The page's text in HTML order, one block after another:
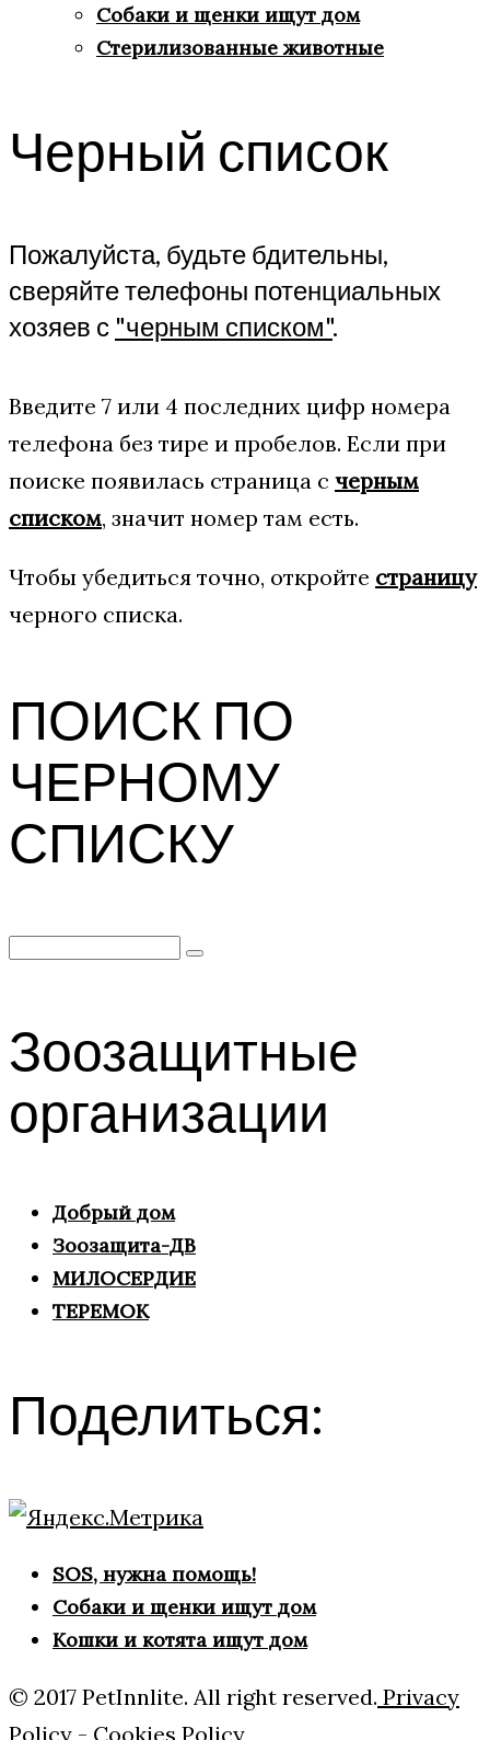
Собаки и щенки ищут дом
Стерилизованные животные
Черный список
Пожалуйста, будьте бдительны,
сверяйте телефоны потенциальных
хозяев с "черным списком".
Введите 7 или 4 последних цифр номера
телефона без тире и пробелов. Если при
поиске появилась страница с черным
списком, значит номер там есть.
Чтобы убедиться точно, откройте страницу
черного списка.
ПОИСК ПО
ЧЕРНОМУ
СПИСКУ
Search
Зоозащитные
организации
Добрый дом
Зоозащита-ДВ
МИЛОСЕРДИЕ
ТЕРЕМОК
Поделиться:
SOS, нужна помощь!
Собаки и щенки ищут дом
Кошки и котята ищут дом
© 2017 PetInnlite. All right reserved. Privacy
Policy - Cookies Policy